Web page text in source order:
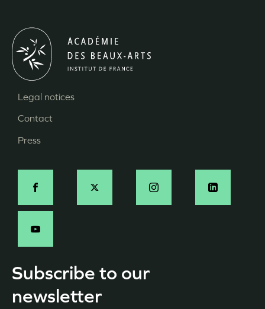
Pied
de
Legal notices
Contact
Press
Social
-
Subscribe to our
newsletter